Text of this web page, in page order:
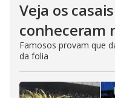
Veja os
conheceram
Famosos provam que
da folia